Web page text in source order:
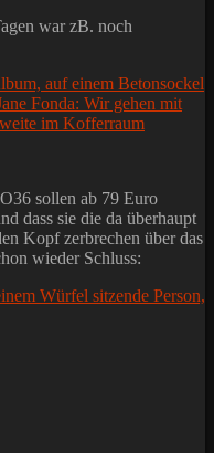
war zB. noch
sollen ab 79 Euro
dass sie die da überhaupt
Kopf zerbrechen über das
wieder Schluss: